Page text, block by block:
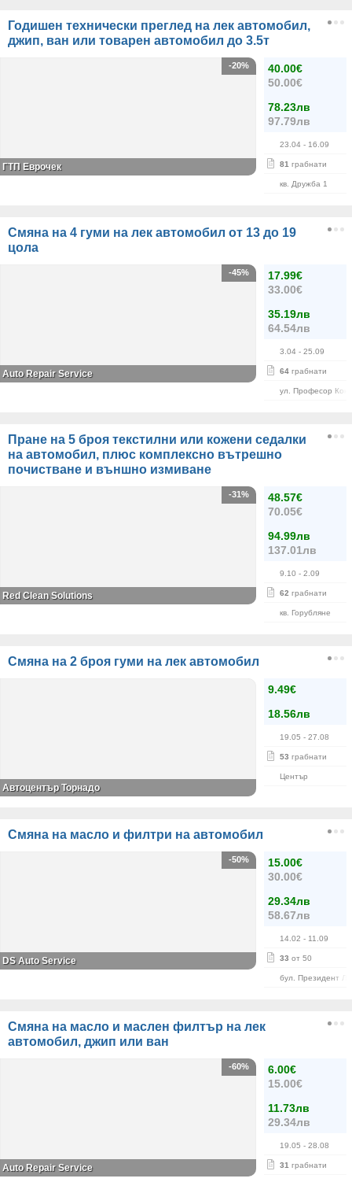
Годишен технически преглед на лек автомобил,
джип, ван или товарен автомобил до 3.5т
40.00€
50.00€
78.23лв
97.79лв
23.04 - 16.09
81 грабнати
кв. Дружба 1
-20%
ГТП Еврочек
Смяна на 4 гуми на лек автомобил от 13 до 19
цола
17.99€
33.00€
35.19лв
64.54лв
3.04 - 25.09
64 грабнати
ул. Професор
-45%
Auto Repair Service
Пране на 5 броя текстилни или кожени седалки
на автомобил, плюс комплексно вътрешно
почистване и външно измиване
48.57€
70.05€
94.99лв
137.01лв
9.10 - 2.09
62 грабнати
кв. Горубляне
-31%
Red Clean Solutions
Смяна на 2 броя гуми на лек автомобил
9.49€
18.56лв
19.05 - 27.08
53 грабнати
Център
Автоцентър Торнадо
Смяна на масло и филтри на автомобил
15.00€
30.00€
29.34лв
58.67лв
14.02 - 11.09
33 от 50
бул. Президент
-50%
DS Auto Service
Смяна на масло и маслен филтър на лек
автомобил, джип или ван
6.00€
15.00€
11.73лв
29.34лв
19.05 - 28.08
31 грабнати
-60%
Auto Repair Service